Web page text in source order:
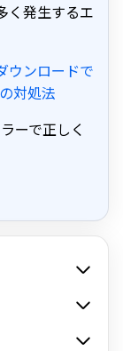
く発生するエ
ウンロードで
対処法
ーで正しく